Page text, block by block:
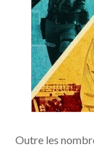
Photo DR
Outre les